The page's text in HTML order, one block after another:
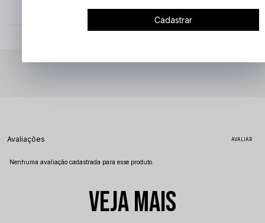
Avaliações
Nenhuma avaliação cadastrada para esse produto.
VEJA MAIS
Cadastrar